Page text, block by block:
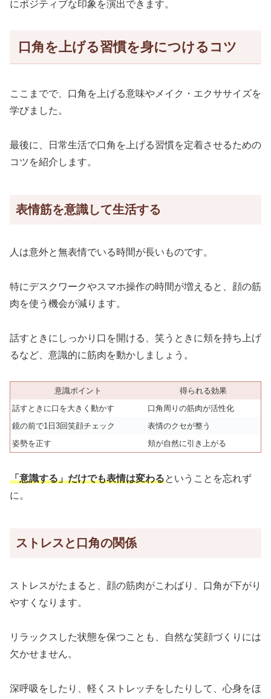
にポジティブな印象を演出できます。
口角を上げる習慣を身につけるコツ
ここまでで、口角を上げる意味やメイク・エクササイズを
学びました。
最後に、日常生活で口角を上げる習慣を定着させるための
コツを紹介します。
表情筋を意識して生活する
人は意外と無表情でいる時間が長いものです。
特にデスクワークやスマホ操作の時間が増えると、顔の筋
肉を使う機会が減ります。
話すときにしっかり口を開ける、笑うときに頬を持ち上げ
るなど、意識的に筋肉を動かしましょう。
意識ポイント
得られる効果
話すときに口を大きく動かす
口角周りの筋肉が活性化
鏡の前で1日3回笑顔チェック
表情のクセが整う
姿勢を正す
頬が自然に引き上がる
「意識する」だけでも表情は変わるということを忘れず
に。
ストレスと口角の関係
ストレスがたまると、顔の筋肉がこわばり、口角が下がり
やすくなります。
リラックスした状態を保つことも、自然な笑顔づくりには
欠かせません。
深呼吸をしたり、軽くストレッチをしたりして、心身をほ